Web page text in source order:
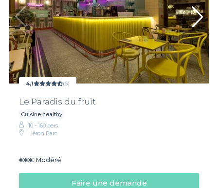
4,1 (6)
Le Paradis du fruit
Cuisine healthy
10 - 160 pers.
Héron Parc
€€€ Modéré
Faire une demande